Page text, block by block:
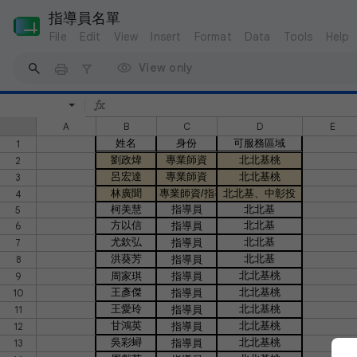
指導員名單
File Edit View Insert Format Data Tools Help
View only
A B C D E
1
姓名 身份
可服務區域
2
劉政煒 專業師資
北北基桃
3
呂宏達 專業師資
北北基桃
4
林廣聞 專業師資/指導員北北基、中彰投
5
柯美慧 指導員
北北基
6
方以信 指導員
北北基
7
尤欽弘 指導員
北北基
8
洪葵芳 指導員
北北基
9
周家琪 指導員
北北基桃
10
王彥傑 指導員
北北基桃
11
王愛玲 指導員
北北基桃
12
甘鴻英 指導員
北北基桃
13
吳彩蟳 指導員
北北基桃